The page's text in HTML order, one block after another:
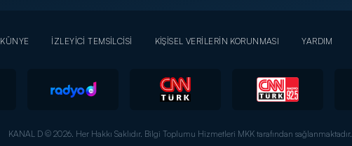
KÜNYE İZLEYİCİ TEMSİLCİSİ KİŞİSEL VERİLERİN KORUNMASI YARDIM
KANAL D © 2026. Her Hakkı Saklıdır. Bilgi Toplumu Hizmetleri MKK tarafından sağlanmaktadır.